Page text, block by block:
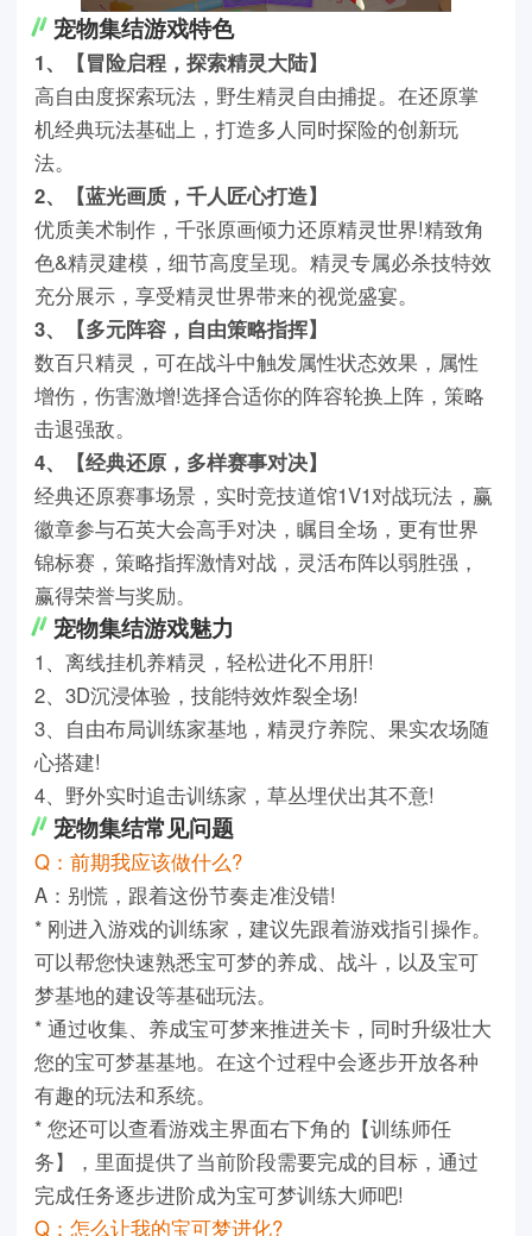
宠物集结游戏特色
1、【冒险启程，探索精灵大陆】
高自由度探索玩法，野生精灵自由捕捉。在还原掌
机经典玩法基础上，打造多人同时探险的创新玩
法。
2、【蓝光画质，千人匠心打造】
优质美术制作，千张原画倾力还原精灵世界!精致角
色&精灵建模，细节高度呈现。精灵专属必杀技特效
充分展示，享受精灵世界带来的视觉盛宴。
3、【多元阵容，自由策略指挥】
数百只精灵，可在战斗中触发属性状态效果，属性
增伤，伤害激增!选择合适你的阵容轮换上阵，策略
击退强敌。
4、【经典还原，多样赛事对决】
经典还原赛事场景，实时竞技道馆1V1对战玩法，赢
徽章参与石英大会高手对决，瞩目全场，更有世界
锦标赛，策略指挥激情对战，灵活布阵以弱胜强，
赢得荣誉与奖励。
宠物集结游戏魅力
1、离线挂机养精灵，轻松进化不用肝!
2、3D沉浸体验，技能特效炸裂全场!
3、自由布局训练家基地，精灵疗养院、果实农场随
心搭建!
4、野外实时追击训练家，草丛埋伏出其不意!
宠物集结常见问题
Q：前期我应该做什么?
A：别慌，跟着这份节奏走准没错!
* 刚进入游戏的训练家，建议先跟着游戏指引操作。
可以帮您快速熟悉宝可梦的养成、战斗，以及宝可
梦基地的建设等基础玩法。
* 通过收集、养成宝可梦来推进关卡，同时升级壮大
您的宝可梦基基地。在这个过程中会逐步开放各种
有趣的玩法和系统。
* 您还可以查看游戏主界面右下角的【训练师任
务】，里面提供了当前阶段需要完成的目标，通过
完成任务逐步进阶成为宝可梦训练大师吧!
Q：怎么让我的宝可梦进化?